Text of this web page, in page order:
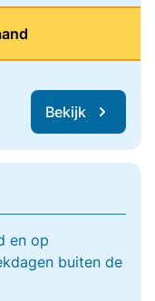
Bekijk
en op
buiten de